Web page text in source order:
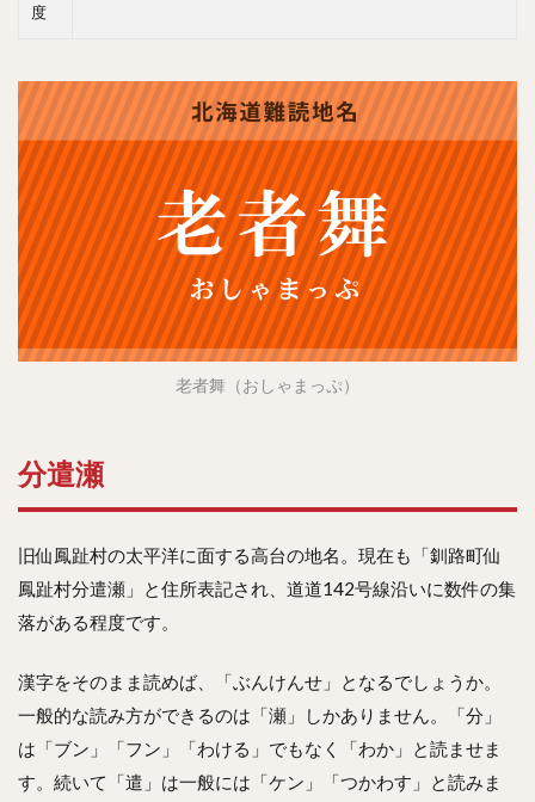
度
老者舞（おしゃまっぷ）
分遣瀬
旧仙鳳趾村の太平洋に面する高台の地名。現在も「釧路町仙
鳳趾村分遣瀬」と住所表記され、道道142号線沿いに数件の集
落がある程度です。
漢字をそのまま読めば、「ぶんけんせ」となるでしょうか。
一般的な読み方ができるのは「瀬」しかありません。「分」
は「ブン」「フン」「わける」でもなく「わか」と読ませま
す。続いて「遣」は一般には「ケン」「つかわす」と読みま